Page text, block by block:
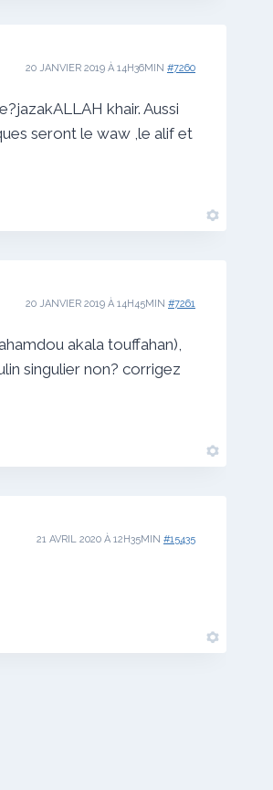
20 JANVIER 2019 À 14H36MIN #7260
khair. Aussi
seront le waw ,le alif et
20 JANVIER 2019 À 14H45MIN #7261
akala touffahan),
singulier non? corrigez
21 AVRIL 2020 À 12H35MIN #15435